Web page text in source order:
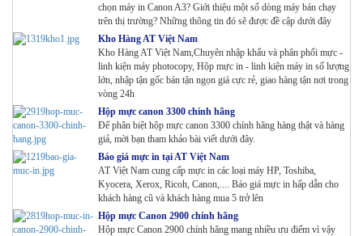
chọn máy in Canon A3? Giới thiệu một số dòng máy bán chạy
trên thị trường? Những thông tin đó sẽ được đề cập dưới đây
Kho Hàng AT Việt Nam
Kho Hàng AT Việt Nam,Chuyên nhập khẩu và phân phối mực -
linh kiện máy photocopy, Hộp mực in - linh kiện máy in số lượng
lớn, nhập tận gốc bán tận ngọn giá cực rẻ, giao hàng tận nơi trong
vòng 24h
Hộp mực canon 3300 chính hãng
Để phân biệt hộp mực canon 3300 chính hãng hàng thật và hàng
giả, mời bạn tham khảo bài viết dưới đây.
Báo giá mực in tại AT Việt Nam
AT Việt Nam cung cấp mực in các loại máy HP, Toshiba,
Kyocera, Xerox, Ricoh, Canon,.... Báo giá mực in hấp dẫn cho
khách hàng cũ và khách hàng mua 5 trở lên
Hộp mực Canon 2900 chính hãng
Hộp mực Canon 2900 chính hãng mang nhiều ưu điểm vì vậy